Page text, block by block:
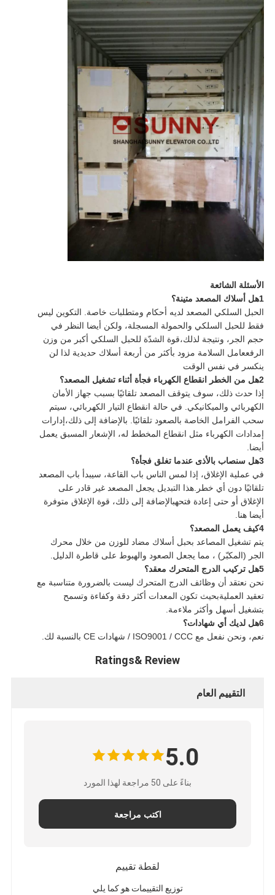
الأسئلة الشائعة
1هل أسلاك المصعد متينة؟
الحبل السلكي المصعد لديه أحكام ومتطلبات خاصة. التكوين ليس
فقط للحبل السلكي والحمولة المسجلة، ولكن أيضا النظر في
حجم الجر، ونتيجة لذلك،قوة الشدّة للحبل السلكي أكبر من وزن
الرفععامل السلامة مزود بأكثر من أربعة أسلاك حديدية لذا لن
ينكسر في نفس الوقت
2هل من الخطر انقطاع الكهرباء فجأة أثناء تشغيل المصعد؟
إذا حدث ذلك، سوف يتوقف المصعد تلقائيًا بسبب جهاز الأمان
الكهربائي والميكانيكي. في حالة انقطاع التيار الكهربائي، سيتم
سحب الفرامل الخاصة بالصعود تلقائيًا. بالإضافة إلى ذلك،إدارات
إمدادات الكهرباء مثل انقطاع المخطط له، الإشعار المسبق يعمل
أيضا.
3هل سنصاب بالأذى عندما تغلق فجأة؟
في عملية الإغلاق، إذا لمس الناس باب القاعة، سيبدأ باب المصعد
تلقائيًا دون أي خطر.هذا التبديل يجعل المصعد غير قادر على
الإغلاق أو حتى إعادة فتحهبالإضافة إلى ذلك، قوة الإغلاق متوفرة
أيضا هنا.
4كيف يعمل المصعد؟
يتم تشغيل المصاعد بحبل أسلاك مضاد للوزن من خلال محرك
الجر (المكبّر) ، مما يجعل الصعود والهبوط على قاطرة الدليل.
5هل تركيب الدرج المتحرك معقد؟
نحن نعتقد أن وظائف الدرج المتحرك ليست بالضرورة متناسبة مع
تعقيد العمليةبحيث تكون المعدات أكثر دقة وكفاءة وتسمح
بتشغيل أسهل وأكثر ملاءمة.
6هل لديك أي شهادات؟
نعم، ونحن نفعل مع ISO9001 / CCC / شهادات CE بالنسبة لك.
Ratings& Review
التقييم العام
5.0
بناءً على 50 مراجعة لهذا المورد
اكتب مراجعة
لقطة تقييم
توزيع التقييمات هو كما يلي